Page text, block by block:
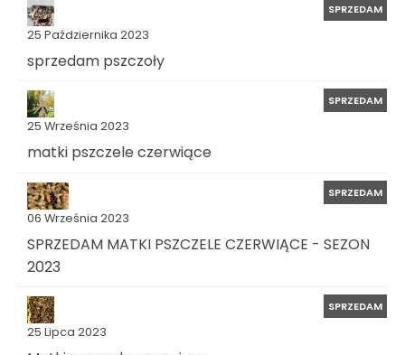
25 Października 2023
SPRZEDAM
sprzedam pszczoły
25 Września 2023
SPRZEDAM
matki pszczele czerwiące
06 Września 2023
SPRZEDAM
SPRZEDAM MATKI PSZCZELE CZERWIĄCE - SEZON
2023
25 Lipca 2023
SPRZEDAM